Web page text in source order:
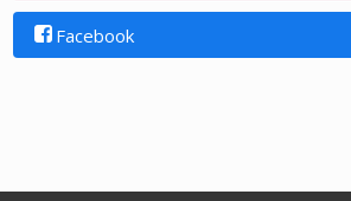
Facebook